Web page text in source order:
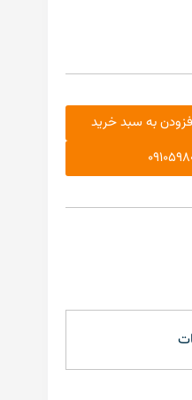
به سبد خرید